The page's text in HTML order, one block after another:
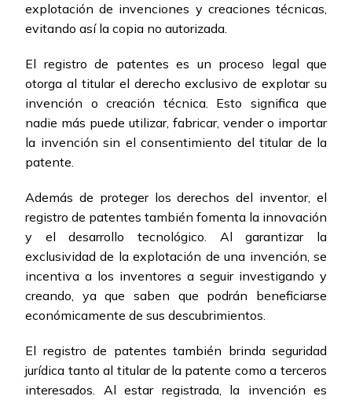
explotación de invenciones y creaciones técnicas,
evitando así la copia no autorizada.
El registro de patentes es un proceso legal que
otorga al titular el derecho exclusivo de explotar su
invención o creación técnica. Esto significa que
nadie más puede utilizar, fabricar, vender o importar
la invención sin el consentimiento del titular de la
patente.
Además de proteger los derechos del inventor, el
registro de patentes también fomenta la innovación
y el desarrollo tecnológico. Al garantizar la
exclusividad de la explotación de una invención, se
incentiva a los inventores a seguir investigando y
creando, ya que saben que podrán beneficiarse
económicamente de sus descubrimientos.
El registro de patentes también brinda seguridad
jurídica tanto al titular de la patente como a terceros
interesados. Al estar registrada, la invención es